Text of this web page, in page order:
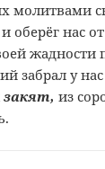
молитвами
оберёг нас
жадности
забрал у нас
закят, из